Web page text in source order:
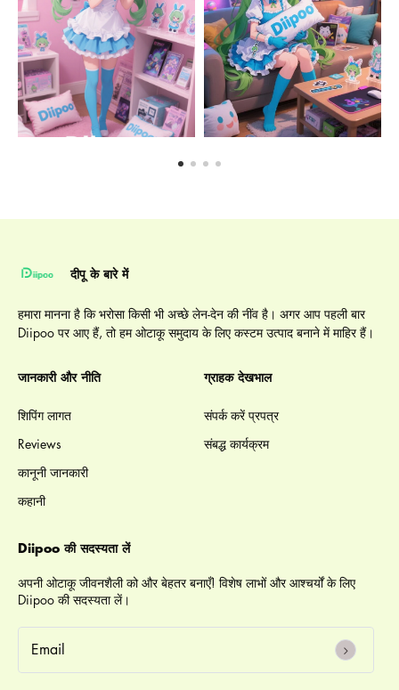
दीपू के बारे में
हमारा मानना है कि भरोसा किसी भी अच्छे लेन-देन की नींव है। अगर आप पहली बार
Diipoo पर आए हैं, तो हम ओटाकू समुदाय के लिए कस्टम उत्पाद बनाने में माहिर हैं।
जानकारी और नीति
शिपिंग लागत
Reviews
कानूनी जानकारी
कहानी
ग्राहक देखभाल
संपर्क करें प्रपत्र
संबद्ध कार्यक्रम
Diipoo की सदस्यता लें
अपनी ओटाकू जीवनशैली को और बेहतर बनाएँ! विशेष लाभों और आश्चर्यों के लिए
Diipoo की सदस्यता लें।
email